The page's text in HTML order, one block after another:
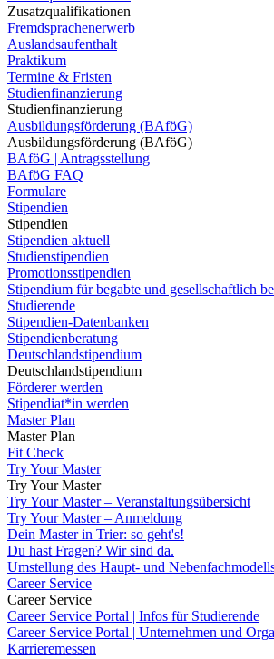
Zusatzqualifikationen
Fremdsprachenerwerb
Auslandsaufenthalt
Praktikum
Termine & Fristen
Studienfinanzierung
Studienfinanzierung
Ausbildungsförderung (BAföG)
Ausbildungsförderung (BAföG)
BAföG | Antragsstellung
BAföG FAQ
Formulare
Stipendien
Stipendien
Stipendien aktuell
Studienstipendien
Promotionsstipendien
Stipendium für begabte und gesellschaftlich
Studierende
Stipendien-Datenbanken
Stipendienberatung
Deutschlandstipendium
Deutschlandstipendium
Förderer werden
Stipendiat*in werden
Master Plan
Master Plan
Fit Check
Try Your Master
Try Your Master
Try Your Master – Veranstaltungsübersicht
Try Your Master – Anmeldung
Dein Master in Trier: so geht's!
Du hast Fragen? Wir sind da.
Umstellung des Haupt- und
Career Service
Career Service
Career Service Portal | Infos für Studierende
Career Service Portal | Unternehmen und
Karrieremessen